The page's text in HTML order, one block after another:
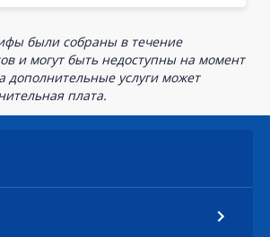
были собраны в течение
и могут быть недоступны на момент
дополнительные услуги может
плата.